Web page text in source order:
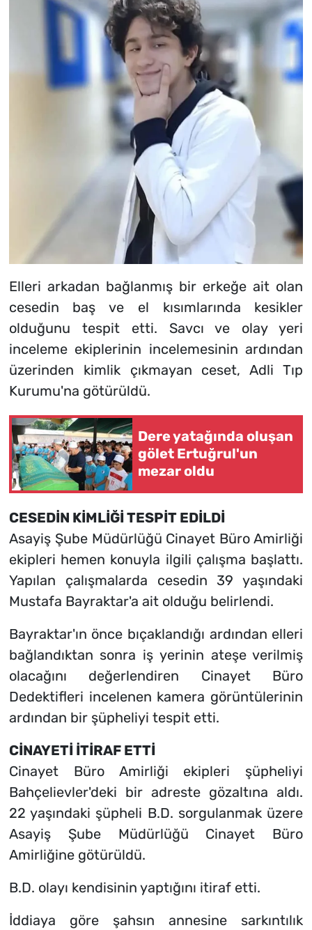
Elleri arkadan bağlanmış bir erkeğe ait olan
cesedin baş ve el kısımlarında kesikler
olduğunu tespit etti. Savcı ve olay yeri
inceleme ekiplerinin incelemesinin ardından
üzerinden kimlik çıkmayan ceset, Adli Tıp
Kurumu'na götürüldü.
Dere yatağında oluşan
gölet Ertuğrul'un
mezar oldu
CESEDİN KİMLİĞİ TESPİT EDİLDİ
Asayiş Şube Müdürlüğü Cinayet Büro Amirliği
ekipleri hemen konuyla ilgili çalışma başlattı.
Yapılan çalışmalarda cesedin 39 yaşındaki
Mustafa Bayraktar'a ait olduğu belirlendi.
Bayraktar'ın önce bıçaklandığı ardından elleri
bağlandıktan sonra iş yerinin ateşe verilmiş
olacağını değerlendiren Cinayet Büro
Dedektifleri incelenen kamera görüntülerinin
ardından bir şüpheliyi tespit etti.
CİNAYETİ İTİRAF ETTİ
Cinayet Büro Amirliği ekipleri şüpheliyi
Bahçelievler'deki bir adreste gözaltına aldı.
22 yaşındaki şüpheli B.D. sorgulanmak üzere
Asayiş Şube Müdürlüğü Cinayet Büro
Amirliğine götürüldü.
B.D. olayı kendisinin yaptığını itiraf etti.
İddiaya göre şahsın annesine sarkıntılık